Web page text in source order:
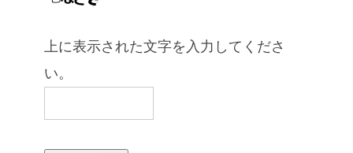
上に表示された文字を入力してくださ
い。